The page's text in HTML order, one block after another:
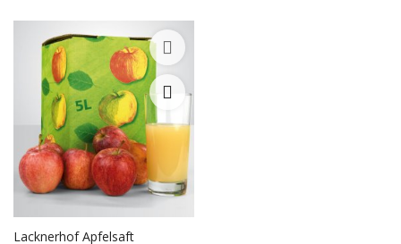
Lacknerhof Apfelsaft